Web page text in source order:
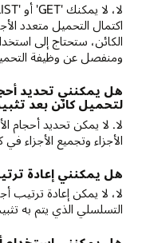
اكتمال التحميل متعدد
ومنفصل عن وظيفة
هل يمكنني تحديد
لتحميل كائن بعد
لا. لا يمكن تحديد أحجام
الأجزاء وتجميع الأجزاء في
هل يمكنني إعادة
لا، لا يمكن إعادة ترتيب
التسلسلي الذي يتم به